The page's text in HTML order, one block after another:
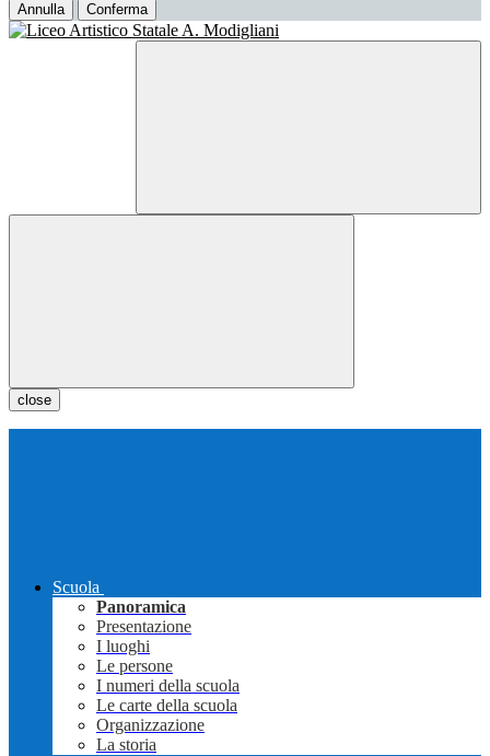
Annulla Conferma
close
Scuola
Panoramica
Presentazione
I luoghi
Le persone
I numeri della scuola
Le carte della scuola
Organizzazione
La storia